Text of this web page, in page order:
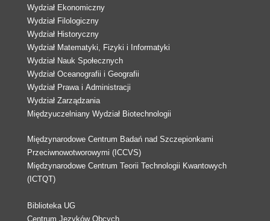
Wydział Ekonomiczny
Wydział Filologiczny
Wydział Historyczny
Wydział Matematyki, Fizyki i Informatyki
Wydział Nauk Społecznych
Wydział Oceanografii i Geografii
Wydział Prawa i Administracji
Wydział Zarządzania
Międzyuczelniany Wydział Biotechnologii
Międzynarodowe Centrum Badań nad Szczepionkami
Przeciwnowotworowymi (ICCVS)
Międzynarodowe Centrum Teorii Technologii Kwantowych
(ICTQT)
Biblioteka UG
Centrum Języków Obcych